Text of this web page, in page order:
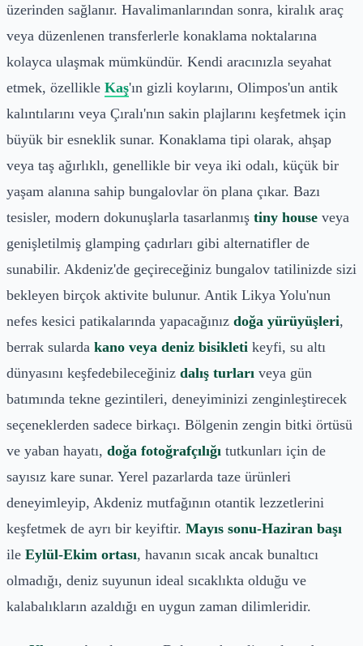
üzerinden sağlanır. Havalimanlarından sonra, kiralık araç
veya düzenlenen transferlerle konaklama noktalarına
kolayca ulaşmak mümkündür. Kendi aracınızla seyahat
etmek, özellikle Kaş'ın gizli koylarını, Olimpos'un antik
kalıntılarını veya Çıralı'nın sakin plajlarını keşfetmek için
büyük bir esneklik sunar. Konaklama tipi olarak, ahşap
veya taş ağırlıklı, genellikle bir veya iki odalı, küçük bir
yaşam alanına sahip bungalovlar ön plana çıkar. Bazı
tesisler, modern dokunuşlarla tasarlanmış tiny house veya
genişletilmiş glamping çadırları gibi alternatifler de
sunabilir. Akdeniz'de geçireceğiniz bungalov tatilinizde sizi
bekleyen birçok aktivite bulunur. Antik Likya Yolu'nun
nefes kesici patikalarında yapacağınız doğa yürüyüşleri,
berrak sularda kano veya deniz bisikleti keyfi, su altı
dünyasını keşfedebileceğiniz dalış turları veya gün
batımında tekne gezintileri, deneyiminizi zenginleştirecek
seçeneklerden sadece birkaçı. Bölgenin zengin bitki örtüsü
ve yaban hayatı, doğa fotoğrafçılığı tutkunları için de
sayısız kare sunar. Yerel pazarlarda taze ürünleri
deneyimleyip, Akdeniz mutfağının otantik lezzetlerini
keşfetmek de ayrı bir keyiftir. Mayıs sonu-Haziran başı
ile Eylül-Ekim ortası, havanın sıcak ancak bunaltıcı
olmadığı, deniz suyunun ideal sıcaklıkta olduğu ve
kalabalıkların azaldığı en uygun zaman dilimleridir.